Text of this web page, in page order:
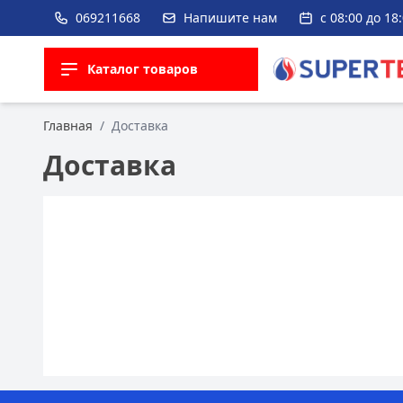
069211668 Напишите нам с 08:00 до
Каталог товаров
Главная / Доставка
Доставка